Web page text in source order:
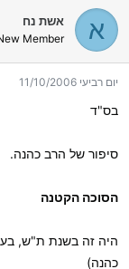
e
a
d
a
r
r
ך
ה
ל
א אשת נח
Member
יום רביעי 11/10/2006
בס"ד
סיפור של הרב כהנה.
הסוכה הקטנה
היה זה בשנת ת"ש,
כהנה)